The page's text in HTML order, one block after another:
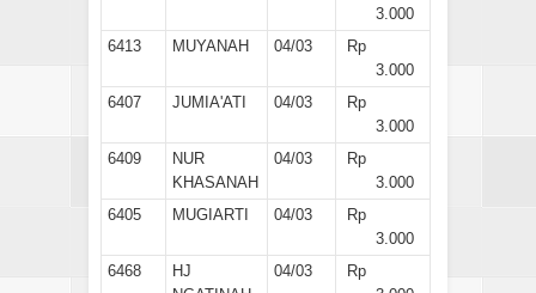
3.000
6413
MUYANAH 04/03
Rp
3.000
6407
JUMIA'ATI 04/03
Rp
3.000
6409
NUR
KHASANAH
04/03
Rp
3.000
6405
MUGIARTI 04/03
Rp
3.000
6468
HJ
04/03
Rp